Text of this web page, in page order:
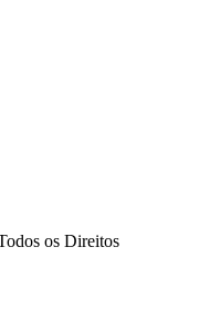
os Direitos